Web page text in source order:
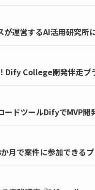
運営するAI活用研究所
Dify College開発伴走プ
ドツールDifyでMVP開
月で案件に参加できる